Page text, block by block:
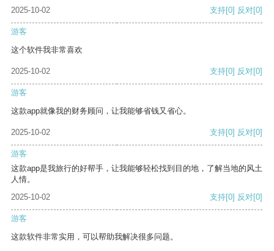
2025-10-02
支持[0] 反对[0]
游客
这个软件我非常喜欢
2025-10-02 支持[0] 反对[0]
游客
这款app就像我的财务顾问，让我能够省钱又省心。
2025-10-02 支持[0] 反对[0]
游客
这款app是我旅行的好帮手，让我能够轻松找到目的地，了解当地的风土
人情。
2025-10-02
支持[0] 反对[0]
游客
这款软件非常实用，可以帮助我解决很多问题。